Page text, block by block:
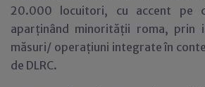
20.000 locuitori, cu accent pe
aparținând minorității roma, prin
măsuri/ operațiuni integrate în
de DLRC.